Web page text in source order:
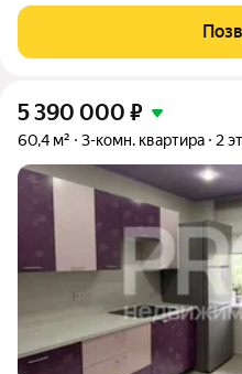
Основные характеристики: -
высокий этаж из 5 - Общая
5 390 000 ₽
60,4 м² 3-комн. квартира 2